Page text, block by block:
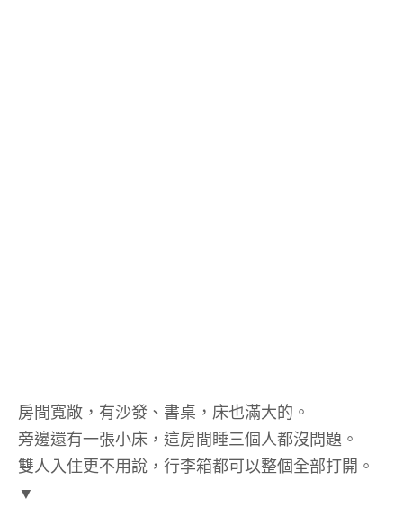
房間寬敞，有沙發、書桌，床也滿大的。
旁邊還有一張小床，這房間睡三個人都沒問題。
雙人入住更不用說，行李箱都可以整個全部打開。
▼